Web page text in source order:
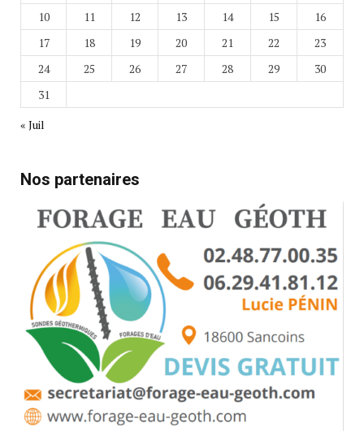
10
11 12 13 14 15
16
17
18 19 20 21 22
23
24
25 26 27 28 29
30
31
« Juil
Nos partenaires